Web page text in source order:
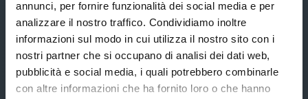
annunci, per fornire funzionalità dei social media e per
analizzare il nostro traffico. Condividiamo inoltre
informazioni sul modo in cui utilizza il nostro sito con i
nostri partner che si occupano di analisi dei dati web,
pubblicità e social media, i quali potrebbero combinarle
con altre informazioni che ha fornito loro o che hanno
foresta!
E aiutare con continuità le comunità di San
Juan de Limay a costruirsi un futuro migliore.
Vuoi farlo assieme a noi? Scopri i dettagli del